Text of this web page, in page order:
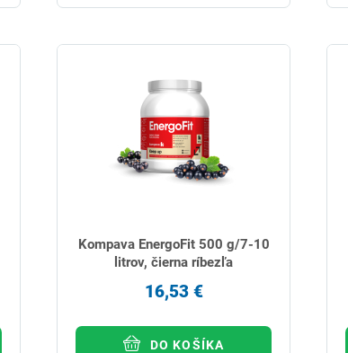
Kompava EnergoFit 500 g/7-10
litrov, čierna ríbezľa
16,53 €
DO KOŠÍKA